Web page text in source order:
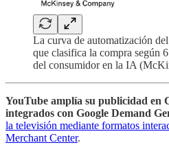
La curva de automatización
que clasifica la compra según
del consumidor en la IA
YouTube amplía su publicidad en
integrados con Google Demand
la televisión mediante formatos
Merchant Center.